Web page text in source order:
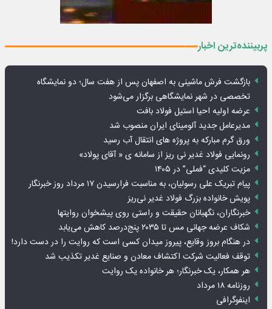
پربیننده‌ترین اخبار
بازگشت فرش ماشینی به اصفهان پس از هفت سال؛ دو نمایشگاه
تخصصی در شهر نمایشگاهی برگزار می‌شود
عرضه اولیه احیا استیل فولاد بافت
مدیرعامل جدید آلومینای ایران منصوب شد
ورق گرم مبارکه به پروژه های انتقال آب رسید
رونمایی فولاد غدیر نی ریز از سامانه ی « آقای پولاد»
مزیت کلیدی “فملی” در ۱۴۰۵
پیام تبریک علی رسولیان، به مناسبت فرارسیدن ۱۷ مرداد روز خبرنگار
پویش خانواده بزرگ فولاد غدیر نی‌ریز
خبرنگاران، نگهبانان حقیقت و راستی روی پیشخوان روایت­ها
شکاف عرضه جهانی مس تا ۲۰۳۵ پنج‌درصد کاهش می‌یابد
در هنگام بروز وقایع، پیروز میدان کسی است که روایت را در دست دارد!
توقف فعالیت شرکت اکتشاف معادن و صنایع غدیر تکذیب شد
هر همکار، یک خبرنگار؛ هر خانواده یک روایت
روزنامه ۱۸ مرداد
اینفوگرافی